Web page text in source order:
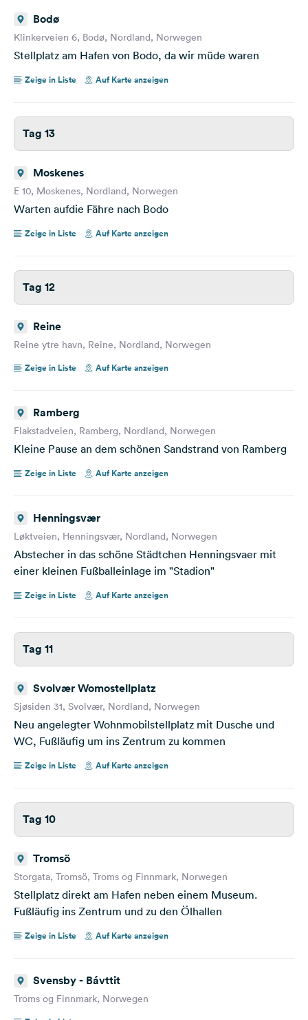
Bodø
Klinkerveien 6, Bodø, Nordland, Norwegen
Stellplatz am Hafen von Bodo, da wir müde waren
Zeige in Liste Auf Karte anzeigen
Tag 13
Moskenes
E 10, Moskenes, Nordland, Norwegen
Warten aufdie Fähre nach Bodo
Zeige in Liste Auf Karte anzeigen
Tag 12
Reine
Reine ytre havn, Reine, Nordland, Norwegen
Zeige in Liste
Auf Karte anzeigen
Ramberg
Flakstadveien, Ramberg, Nordland, Norwegen
Kleine Pause an dem schönen Sandstrand von Ramberg
Zeige in Liste Auf Karte anzeigen
Henningsvær
Løktveien, Henningsvær, Nordland, Norwegen
Abstecher in das schöne Städtchen Henningsvaer mit
einer kleinen Fußballeinlage im "Stadion"
Zeige in Liste Auf Karte anzeigen
Tag 11
Svolvær Womostellplatz
Sjøsiden 31, Svolvær, Nordland, Norwegen
Neu angelegter Wohnmobilstellplatz mit Dusche und
WC, Fußläufig um ins Zentrum zu kommen
Zeige in Liste Auf Karte anzeigen
Tag 10
Tromsö
Storgata, Tromsö, Troms og Finnmark, Norwegen
Stellplatz direkt am Hafen neben einem Museum.
Fußläufig ins Zentrum und zu den Ölhallen
Zeige in Liste Auf Karte anzeigen
Svensby - Bávttit
Troms og Finnmark, Norwegen